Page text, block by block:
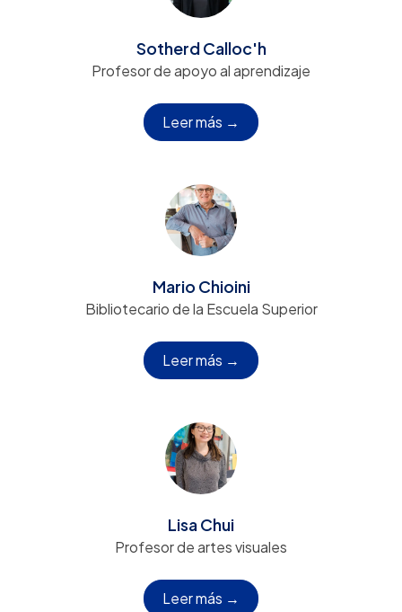
Sotherd Calloc'h
Profesor de apoyo al aprendizaje
Leer más →
Mario Chioini
Bibliotecario de la Escuela Superior
Leer más →
Lisa Chui
Profesor de artes visuales
Leer más →